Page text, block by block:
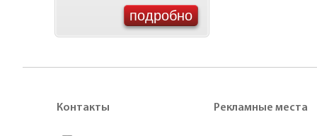
подробно
Контакты Рекламные места